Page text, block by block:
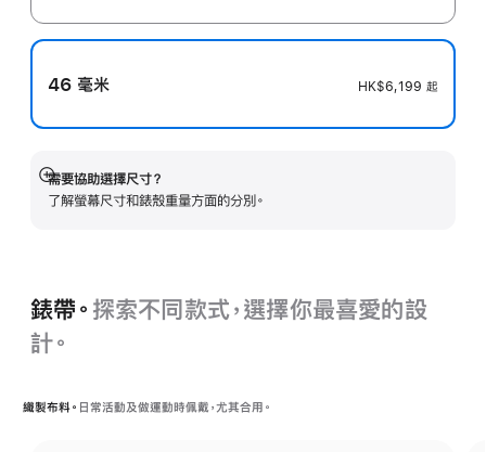
46 毫米 HK$6,199 起
需要協助選擇尺寸？
了解螢幕尺寸和錶殼重量方面的分別。
顯
示
錶帶。 探索不同款式，選擇你最喜愛的設
計。
織製布料。 日常活動及做運動時佩戴，尤其合用。